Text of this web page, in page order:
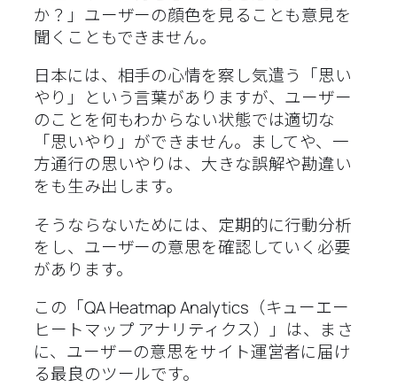
か？」ユーザーの顔色を見ることも意見を
聞くこともできません。
日本には、相手の心情を察し気遣う「思い
やり」という言葉がありますが、ユーザー
のことを何もわからない状態では適切な
「思いやり」ができません。ましてや、一
方通行の思いやりは、大きな誤解や勘違い
をも生み出します。
そうならないためには、定期的に行動分析
をし、ユーザーの意思を確認していく必要
があります。
この「QA Heatmap Analytics（キューエー
ヒートマップ アナリティクス）」は、まさ
に、ユーザーの意思をサイト運営者に届け
る最良のツールです。